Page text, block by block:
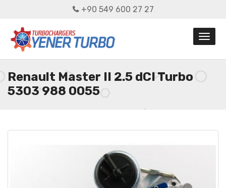
+90 549 600 27 27
Renault Master II 2.5 dCI Turbo
5303 988 0055